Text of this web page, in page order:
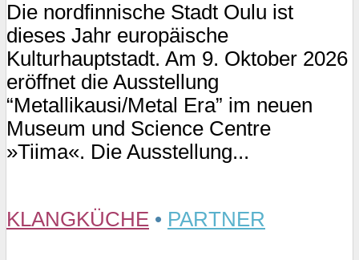
Die nordfinnische Stadt Oulu ist
dieses Jahr europäische
Kulturhauptstadt. Am 9. Oktober 2026
eröffnet die Ausstellung
“Metallikausi/Metal Era” im neuen
Museum und Science Centre
»Tiima«. Die Ausstellung...
KLANGKÜCHE • PARTNER